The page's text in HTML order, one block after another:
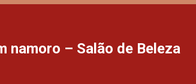
namoro – Salão de Beleza